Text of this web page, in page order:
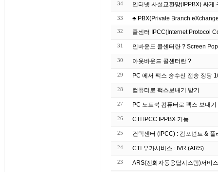
34 인터넷 사설교환망(IPPBX) 싸게
33 ♣ PBX(Private Branch
32 콜센터 IPCC(Internet Protocol
31 인바운드 콜센터
30 아웃바운드 콜센터란 ?
29 PC 에서 팩스 송수신 전송 장당
28 컴퓨터로 팩스보내기 받기
27
26 CTI IPCC IPPBX 기능
25 컨택센터 (IPCC) : 컴포넌트 &
24 CTI 부가서비스 : IVR (ARS)
23 ARS(전화자동응답시스템)서비